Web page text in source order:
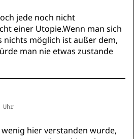
jede noch nicht
einer Utopie.Wenn man sich
nichts möglich ist außer dem,
man nie etwas zustande
hier verstanden wurde,